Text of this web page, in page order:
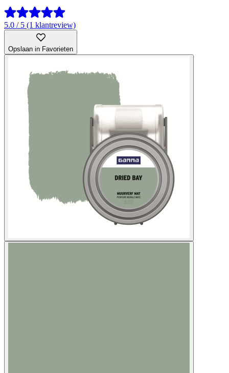
5.0 / 5 (1 klantreview)
Opslaan in Favorieten